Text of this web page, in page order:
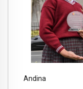
Andina